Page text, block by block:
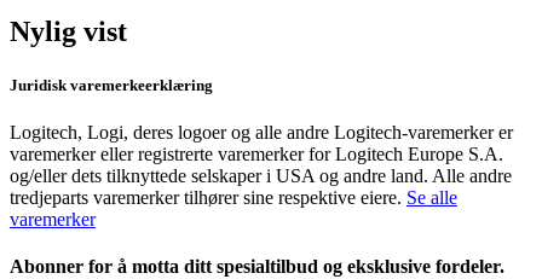
Nylig vist
Juridisk varemerkeerklæring
Logitech, Logi, deres logoer og alle andre Logitech-varemerker er
varemerker eller registrerte varemerker for Logitech Europe S.A.
og/eller dets tilknyttede selskaper i USA og andre land. Alle andre
tredjeparts varemerker tilhører sine respektive eiere. Se alle
varemerker
Abonner for å motta ditt spesialtilbud og eksklusive fordeler.